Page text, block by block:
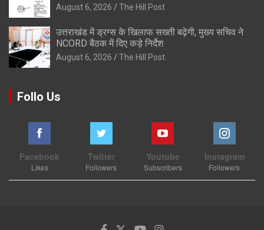
August 6, 2026 The Hill Post
उत्तराखंड में ड्रग्स के खिलाफ सख्ती बढ़ेगी, मुख्य सचिव ने
NCORD बैठक में दिए कड़े निर्देश
August 6, 2026 The Hill Post
Follo Us
Facebook
Likes
Twitter
Followers
Youtube
Subscribers
Instagram
Followers